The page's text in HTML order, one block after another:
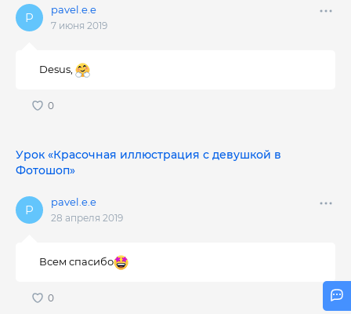
pavel.e.e
7 июня 2019
Desus,
Урок «Красочная иллюстрация с девушкой в
Фотошоп»
pavel.e.e
28 апреля 2019
Всем спасибо